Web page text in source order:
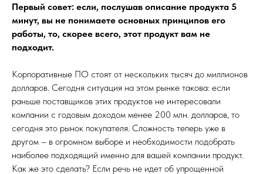
Первый совет: если, послушав описание продукта 5
минут, вы не понимаете основных принципов его
работы, то, скорее всего, этот продукт вам не
подходит.
Корпоративные ПО стоят от нескольких тысяч до миллионов
долларов. Сегодня ситуация на этом рынке такова: если
раньше поставщиков этих продуктов не интересовали
компании с годовым доходом менее 200 млн. долларов, то
сегодня это рынок покупателя. Сложность теперь уже в
другом – в огромном выборе и необходимости подобрать
наиболее подходящий именно для вашей компании продукт.
Как же это сделать? Если речь не идет об упрощенной